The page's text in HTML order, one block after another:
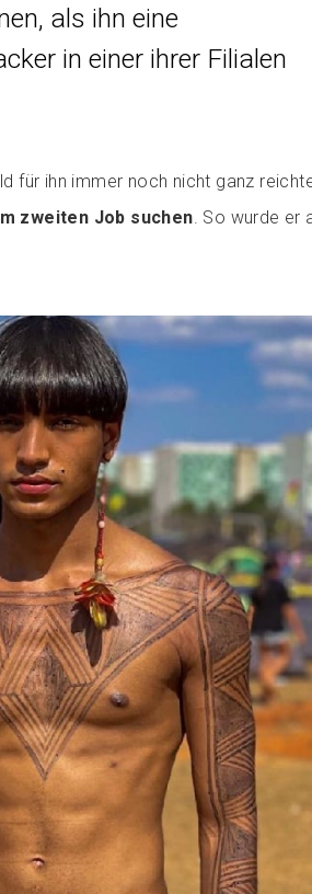
als ihn eine
in einer ihrer Filialen
für ihn immer noch nicht ganz
zweiten Job suchen . So wurde er